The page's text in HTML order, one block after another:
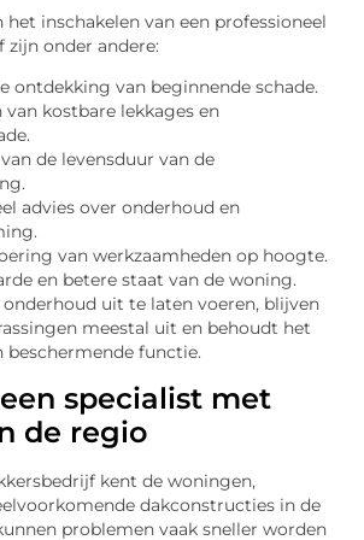
het inschakelen van een professioneel
zijn onder andere:
ontdekking van beginnende schade.
van kostbare lekkages en
de levensduur van de
advies over onderhoud en
van werkzaamheden op hoogte.
en betere staat van de woning.
uit te laten voeren, blijven
meestal uit en behoudt het
beschermende functie.
specialist met
de regio
kent de woningen,
dakconstructies in de
problemen vaak sneller worden